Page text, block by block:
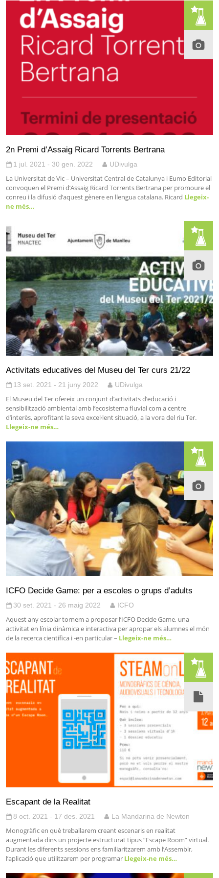
2n Premi d’Assaig Ricard Torrents Bertrana
1 jul. 2021 - 30 gen. 2022 UDivulga
La Universitat de Vic – Universitat Central de Catalunya i Eumo Editorial
convoquen el Premi d’Assaig Ricard Torrents Bertrana per promoure el
conreu i la difusió d’aquest gènere en llengua catalana. Ricard Llegeix-
ne més…
Activitats educatives del Museu del Ter curs 21/22
13 set. 2021 - 21 juny 2022 UDivulga
El Museu del Ter ofereix un conjunt d’activitats d’educació i
sensibilització ambiental amb l’ecosistema fluvial com a centre
d’interès, aprofitant la seva excel·lent situació, a la vora del riu Ter.
Llegeix-ne més…
ICFO Decide Game: per a escoles o grups d’adults
30 set. 2021 - 26 maig 2022 ICFO
Aquest any escolar tornem a proposar l’ICFO Decide Game, una
activitat en línia dinàmica e interactiva per apropar els alumnes el món
de la recerca científica i -en particular – Llegeix-ne més…
Escapant de la Realitat
8 oct. 2021 - 17 des. 2021 La Mandarina de Newton
Monogràfic en què treballarem creant escenaris en realitat
augmentada dins un projecte estructurat tipus “Escape Room” virtual.
Durant les diferents sessions ens familiaritzarem amb l’Assemblr,
l’aplicació que utilitzarem per programar Llegeix-ne més…